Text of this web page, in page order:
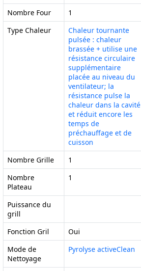
Nombre Four 1
Type Chaleur
Chaleur tournante
pulsée : chaleur
brassée + utilise une
résistance circulaire
supplémentaire
placée au niveau du
ventilateur; la
résistance pulse la
chaleur dans la cavité
et réduit encore les
temps de
préchauffage et de
cuisson
Nombre Grille
1
Nombre
Plateau
1
Puissance du
grill
Fonction Gril Oui
Mode de
Nettoyage
Pyrolyse activeClean